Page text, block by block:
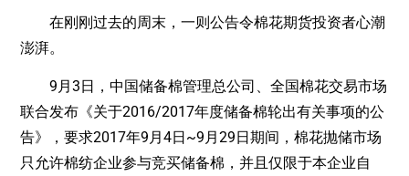
在刚刚过去的周末，一则公告令棉花期货投资者心潮
澎湃。
9月3日，中国储备棉管理总公司、全国棉花交易市场
联合发布《关于2016/2017年度储备棉轮出有关事项的公
告》，要求2017年9月4日~9月29日期间，棉花抛储市场
只允许棉纺企业参与竞买储备棉，并且仅限于本企业自